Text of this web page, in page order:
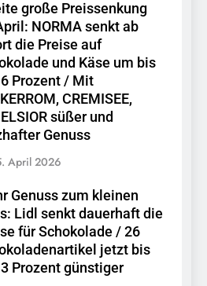
große Preissenkung
NORMA senkt ab
die Preise auf
und Käse um bis
Prozent / Mit
CREMISEE,
süßer und
Genuss
April 2026
Genuss zum kleinen
Lidl senkt dauerhaft die
für Schokolade / 26
jetzt bis
Prozent günstiger